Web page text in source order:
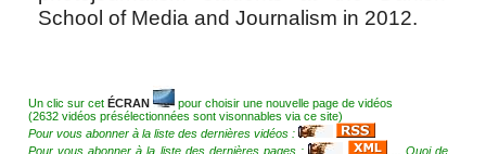
School of Media and Journalism in 2012.
Un clic sur cet ÉCRAN
pour choisir une nouvelle page de vidéos
(2632 vidéos présélectionnées sont visonnables via ce site)
Pour vous abonner à la liste des dernières vidéos :
Pour vous abonner à la liste des dernières pages :
... Quoi de